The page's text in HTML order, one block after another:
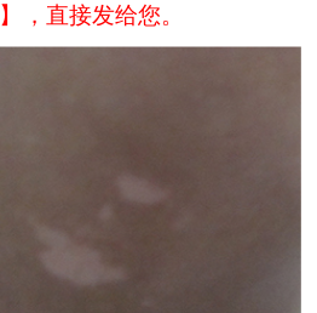
】，直接发给您。